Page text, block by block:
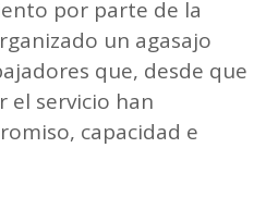
por parte de la
un agasajo
que, desde que
el servicio han
capacidad e